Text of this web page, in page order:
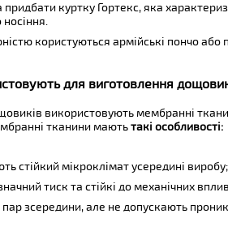
куртку Гортекс, яка
користуються армійські пончо або
для виготовлення
використовують мембранні
тканини маютьтакі особливості:
стійкий мікроклімат усередині виробу;
тиск та стійкі до механічних
зсередини, але не допускають